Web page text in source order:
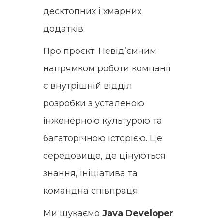
десктопних і хмарних
додатків.
Про проєкт: Невідʼємним
напрямком роботи компанії
є внутрішній відділ
розробки з усталеною
інженерною культурою та
багаторічною історією. Це
середовище, де цінуються
знання, ініціатива та
командна співпраця.
Ми шукаємо Java Developer